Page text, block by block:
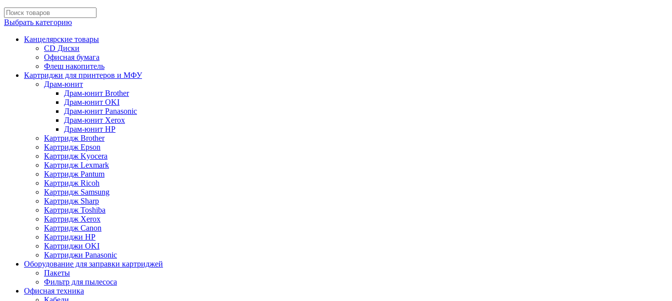
Выбрать категорию
Канцелярские товары
CD Диски
Офисная бумага
Флеш накопитель
Картриджи для принтеров и МФУ
Драм-юнит
Драм-юнит Brother
Драм-юнит OKI
Драм-юнит Panasonic
Драм-юнит Xerox
Драм-юнит НР
Картридж Brother
Картридж Epson
Картридж Kyocera
Картридж Lexmark
Картридж Pantum
Картридж Ricoh
Картридж Samsung
Картридж Sharp
Картридж Toshiba
Картридж Xerox
Картридж Сanon
Картриджи HP
Картриджи OKI
Картриджи Panasonic
Оборудование для заправки картриджей
Пакеты
Фильтр для пылесоса
Офисная техника